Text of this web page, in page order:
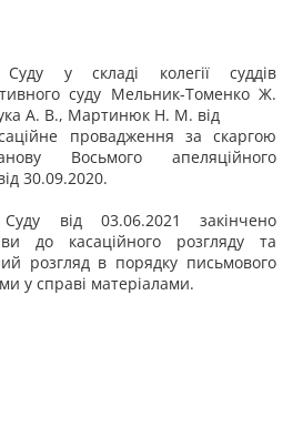
у складі колегії суддів
суду Мельник-Томенко Ж.
А. В., Мартинюк Н. М. від
провадження за скаргою
Восьмого апеляційного
30.09.2020.
від 03.06.2021 закінчено
до касаційного розгляду та
розгляд в порядку письмового
у справі матеріалами.